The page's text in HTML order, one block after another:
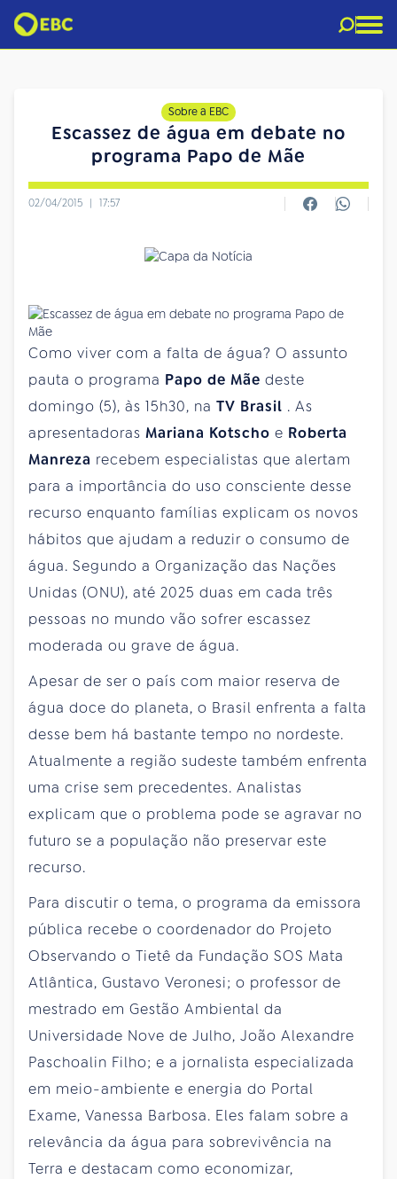
Sobre a EBC
Escassez de água em debate no
programa Papo de Mãe
02/04/2015 | 17:57
Como viver com a falta de água? O assunto
pauta o programa Papo de Mãe deste
domingo (5), às 15h30, na TV Brasil . As
apresentadoras Mariana Kotscho e Roberta
Manreza recebem especialistas que alertam
para a importância do uso consciente desse
recurso enquanto famílias explicam os novos
hábitos que ajudam a reduzir o consumo de
água. Segundo a Organização das Nações
Unidas (ONU), até 2025 duas em cada três
pessoas no mundo vão sofrer escassez
moderada ou grave de água.
Apesar de ser o país com maior reserva de
água doce do planeta, o Brasil enfrenta a falta
desse bem há bastante tempo no nordeste.
Atualmente a região sudeste também enfrenta
uma crise sem precedentes. Analistas
explicam que o problema pode se agravar no
futuro se a população não preservar este
recurso.
Para discutir o tema, o programa da emissora
pública recebe o coordenador do Projeto
Observando o Tietê da Fundação SOS Mata
Atlântica, Gustavo Veronesi; o professor de
mestrado em Gestão Ambiental da
Universidade Nove de Julho, João Alexandre
Paschoalin Filho; e a jornalista especializada
em meio-ambiente e energia do Portal
Exame, Vanessa Barbosa. Eles falam sobre a
relevância da água para sobrevivência na
Terra e destacam como economizar,